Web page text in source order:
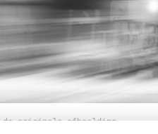
de originele afbeelding